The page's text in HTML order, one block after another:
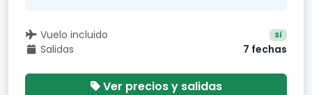
Vuelo incluido Sí
Salidas 7 fechas
Ver precios y salidas